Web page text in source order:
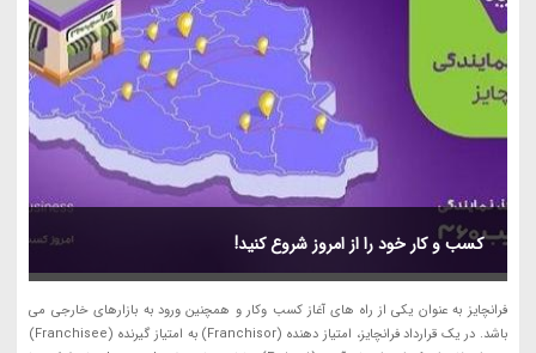
کسب و کار خود را از امروز شروع کنید!
فرانچایز به عنوان یکی از راه های آغاز کسب وکار و همچنین ورود به بازارهای خارجی می
باشد. در یک قرارداد فرانچایز، امتیاز دهنده (Franchisor) به امتیاز گیرنده (Franchisee)